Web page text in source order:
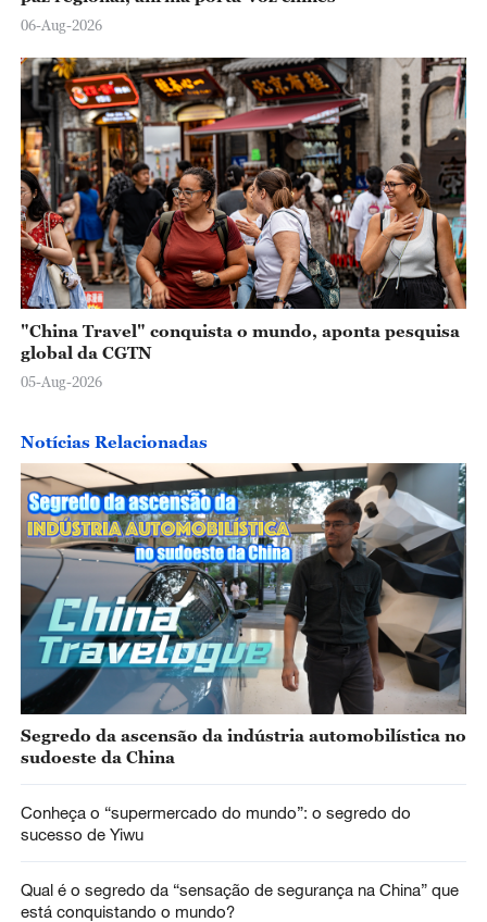
06-Aug-2026
"China Travel" conquista o mundo, aponta pesquisa
global da CGTN
05-Aug-2026
Notícias Relacionadas
Segredo da ascensão da indústria automobilística no
sudoeste da China
Conheça o “supermercado do mundo”: o segredo do
sucesso de Yiwu
Qual é o segredo da “sensação de segurança na China” que
está conquistando o mundo?